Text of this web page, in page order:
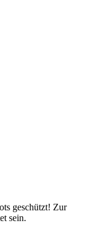
geschützt! Zur
sein.